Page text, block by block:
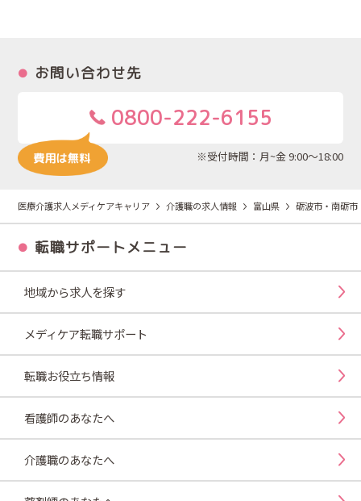
お問い合わせ先
0800-222-6155
※受付時間：月~金 9:00～18:00
医療介護求人メディケアキャリア 介護職の求人情報 富山県 砺波市・南砺市
転職サポートメニュー
地域から求人を探す
メディケア転職サポート
転職お役立ち情報
看護師のあなたへ
介護職のあなたへ